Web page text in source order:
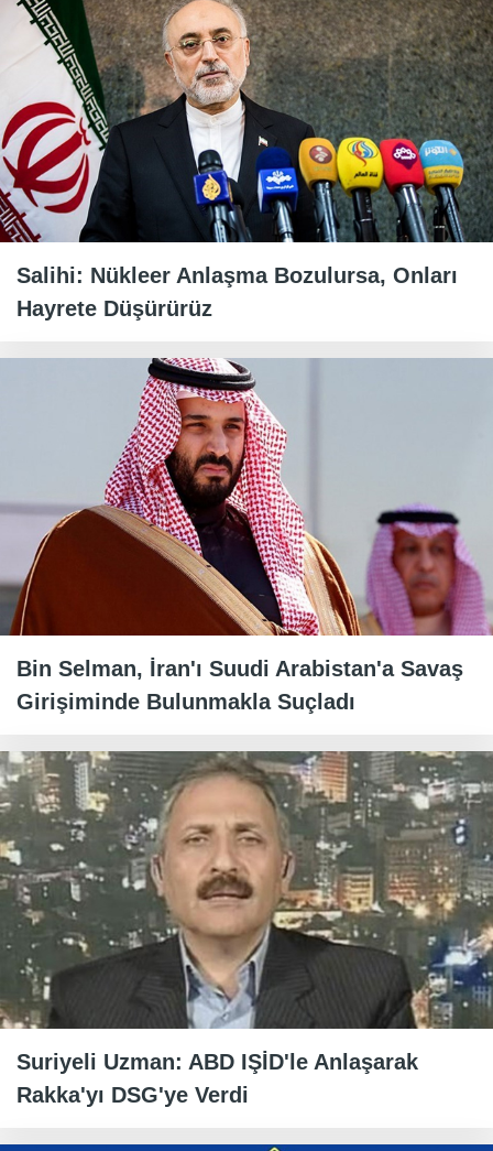
Salihi: Nükleer Anlaşma Bozulursa, Onları
Hayrete Düşürürüz
Bin Selman, İran'ı Suudi Arabistan'a Savaş
Girişiminde Bulunmakla Suçladı
Suriyeli Uzman: ABD IŞİD'le Anlaşarak
Rakka'yı DSG'ye Verdi